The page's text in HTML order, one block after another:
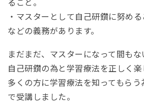
・マスターとして自己研鑽に努める
などの義務があります。
まだまだ、マスターになって間も
自己研鑽の為と学習療法を正しく
多くの方に学習療法を知ってもら
で受講しました。